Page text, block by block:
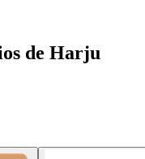
de Harju